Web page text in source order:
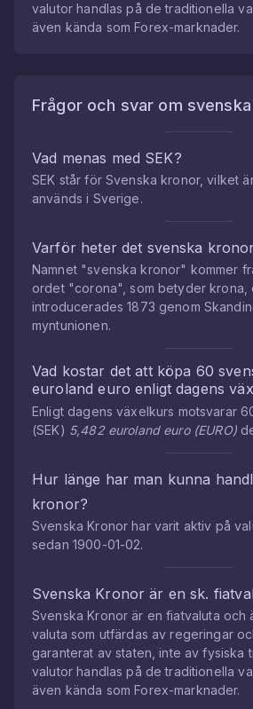
valutor handlas på de traditionella
även kända som Forex-marknader.
Frågor och svar om
Vad menas med SEK?
SEK står för Svenska kronor, vilket
används i Sverige.
Varför heter det svenska
Namnet "svenska kronor" kommer
ordet "corona", som betyder krona,
introducerades 1873 genom
myntunionen.
Vad kostar det att köpa 60
euroland euro enligt dagens
Enligt dagens växelkurs motsvarar
(SEK) 5,482 euroland euro(EURO)
Hur länge har man kunna
kronor?
Svenska Kronor har varit aktiv på
sedan 1900-01-02.
Svenska Kronor är en sk.
Svenska Kronor är en fiatvaluta och
valuta som utfärdas av regeringar
garanterat av staten, inte av fysiska
valutor handlas på de traditionella
även kända som Forex-marknader.